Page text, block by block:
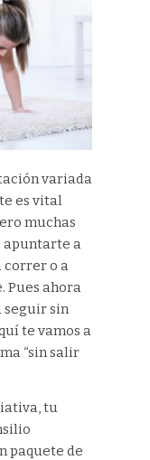
variada
es vital
muchas
apuntarte a
correr o a
Pues ahora
seguir sin
te vamos a
“sin salir
tu
paquete de